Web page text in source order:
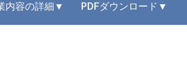
内容の詳細▼ PDFダウンロード▼